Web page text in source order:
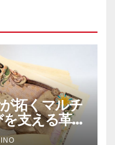
拓くマルチ
支える革新